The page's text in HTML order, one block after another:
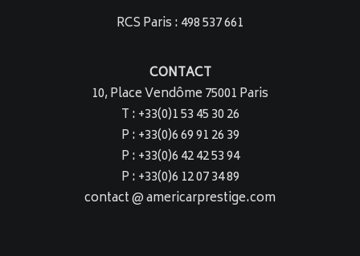
RCS Paris : 498 537 661
CONTACT
10, Place Vendôme 75001 Paris
T : +33(0)1 53 45 30 26
P : +33(0)6 69 91 26 39
P : +33(0)6 42 42 53 94
P : +33(0)6 12 07 34 89
contact @ americarprestige.com